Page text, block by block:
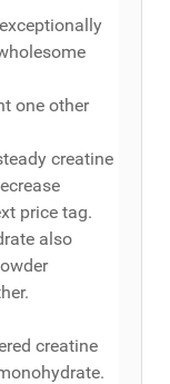
one other
creatine
price tag.
also
creatine